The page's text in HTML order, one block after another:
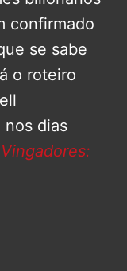
confirmado
se sabe
o roteiro
nos dias
Vingadores: